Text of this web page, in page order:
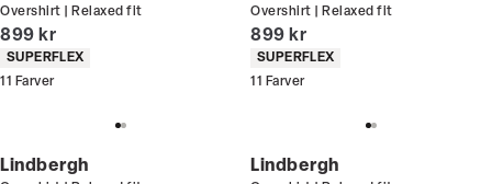
Overshirt | Relaxed fit
I alt (inkl. rabat)
899 kr
Produkt egenskaber
SUPERFLEX
11 Farver
Overshirt | Relaxed fit
I alt (inkl. rabat)
899 kr
Produkt egenskaber
SUPERFLEX
11 Farver
Lindbergh Lindbergh